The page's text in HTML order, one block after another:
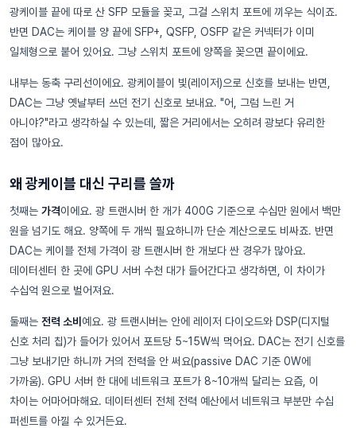
광케이블 끝에 따로 산 SFP 모듈을 꽂고, 그걸 스위치 포트에 끼우는 식이죠.
반면 DAC는 케이블 양 끝에 SFP+, QSFP, OSFP 같은 커넥터가 이미
일체형으로 붙어 있어요. 그냥 스위치 포트에 양쪽을 꽂으면 끝이에요.
내부는 동축 구리선이에요. 광케이블이 빛(레이저)으로 신호를 보내는 반면,
DAC는 그냥 옛날부터 쓰던 전기 신호로 보내요. "어, 그럼 느린 거
아니야?"라고 생각하실 수 있는데, 짧은 거리에서는 오히려 광보다 유리한
점이 많아요.
왜 광케이블 대신 구리를 쓸까
첫째는 가격이에요. 광 트랜시버 한 개가 400G 기준으로 수십만 원에서 백만
원을 넘기도 해요. 양쪽에 두 개씩 필요하니까 단순 계산으로도 비싸죠. 반면
DAC는 케이블 전체 가격이 광 트랜시버 한 개보다 싼 경우가 많아요.
데이터센터 한 곳에 GPU 서버 수천 대가 들어간다고 생각하면, 이 차이가
수십억 원으로 벌어져요.
둘째는 전력 소비 예요. 광 트랜시버는 안에 레이저 다이오드와 DSP(디지털
신호 처리 칩)가 들어가 있어서 포트당 5~15W씩 먹어요. DAC는 전기 신호를
그냥 보내기만 하니까 거의 전력을 안 써요(passive DAC 기준 0W에
가까움). GPU 서버 한 대에 네트워크 포트가 8~10개씩 달리는 요즘, 이
차이는 어마어마해요. 데이터센터 전체 전력 예산에서 네트워크 부분만 수십
퍼센트를 아낄 수 있거든요.